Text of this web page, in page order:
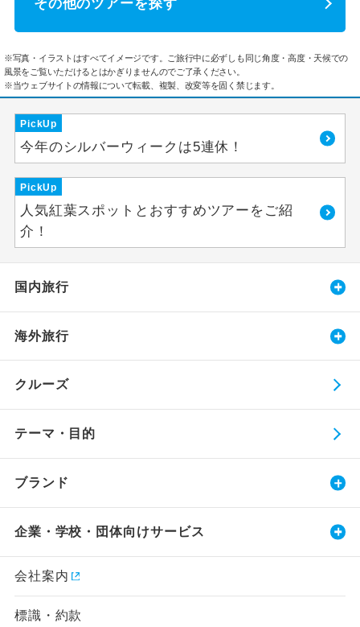
その他のツアーを探す
※写真・イラストはすべてイメージです。ご旅行中に必ずしも同じ角度・高度・天候での
風景をご覧いただけるとはかぎりませんのでご了承ください。
※当ウェブサイトの情報について転載、複製、改変等を固く禁じます。
PickUp
今年のシルバーウィークは5連休！
PickUp
人気紅葉スポットとおすすめツアーをご紹
介！
国内旅行
海外旅行
クルーズ
テーマ・目的
ブランド
企業・学校・団体向けサービス
会社案内
標識・約款